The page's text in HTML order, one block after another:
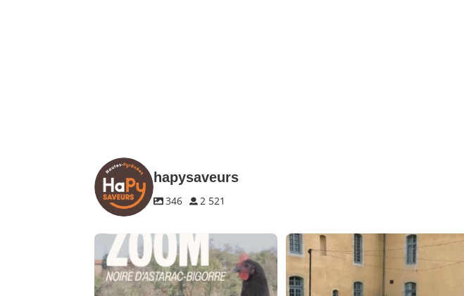
hapysaveurs
346 2 521
🐔 Zoom sur un produit de notre terroir
Le...
3 0
🍷 Nos adhérents font rayonner les saveurs
des...
17